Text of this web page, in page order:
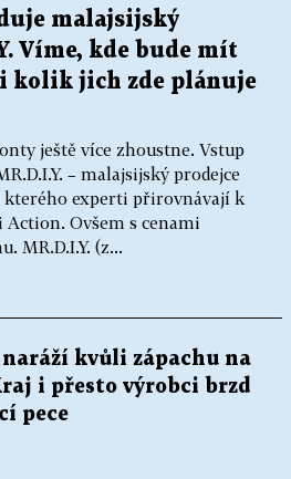
malajsijský
Víme, kde bude mít
kolik jich zde plánuje
ještě více zhoustne. Vstup
– malajsijský prodejce
kterého experti přirovnávají k
Ovšem s cenami
MR.D.I.Y. (z...
naráží kvůli zápachu na
i přesto výrobci brzd
pece